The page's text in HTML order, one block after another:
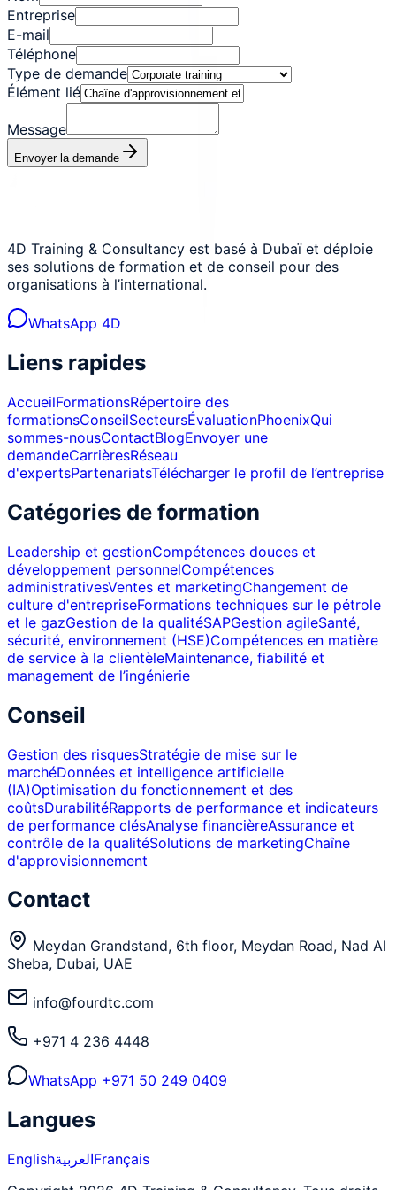
Entreprise
E-mail
Téléphone
Type de demande
Élément lié
Message
Envoyer la demande
4D Training & Consultancy est basé à Dubaï et déploie
ses solutions de formation et de conseil pour des
organisations à l’international.
WhatsApp 4D
Liens rapides
AccueilFormationsRépertoire des
formationsConseilSecteursÉvaluationPhoenixQui
sommes-nousContactBlogEnvoyer une
demandeCarrièresRéseau
d'expertsPartenariatsTélécharger le profil de l’entreprise
Catégories de formation
Leadership et gestionCompétences douces et
développement personnelCompétences
administrativesVentes et marketingChangement de
culture d'entrepriseFormations techniques sur le pétrole
et le gazGestion de la qualitéSAPGestion agileSanté,
sécurité, environnement (HSE)Compétences en matière
de service à la clientèleMaintenance, fiabilité et
management de l’ingénierie
Conseil
Gestion des risquesStratégie de mise sur le
marchéDonnées et intelligence artificielle
(IA)Optimisation du fonctionnement et des
coûtsDurabilitéRapports de performance et indicateurs
de performance clésAnalyse financièreAssurance et
contrôle de la qualitéSolutions de marketingChaîne
d'approvisionnement
Contact
Meydan Grandstand, 6th floor, Meydan Road, Nad Al
Sheba, Dubai, UAE
info@fourdtc.com
+971 4 236 4448
WhatsApp +971 50 249 0409
Langues
EnglishالعربيةFrançais